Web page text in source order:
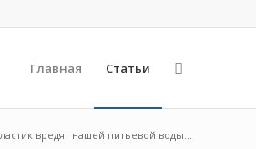
Главная Статьи
вредят нашей питьевой воды...